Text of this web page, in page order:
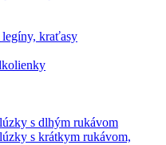
kraťasy
s dlhým rukávom
s krátkym rukávom,